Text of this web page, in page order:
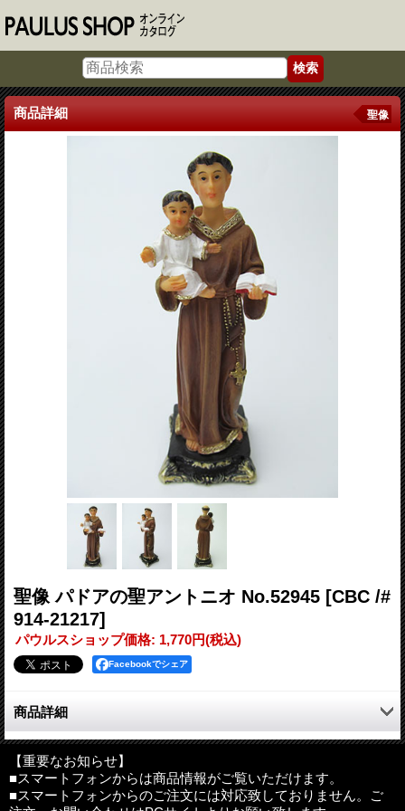
商品詳細 聖像
聖像 パドアの聖アントニオ No.52945 [CBC /#
914-21217]
パウルスショップ価格: 1,770円(税込)
Facebookでシェア
商品詳細
北アイルランド直輸入。パドアの聖アントニオ像。
サイズ：高さ約13cm、横幅約4cm、奥行約3.8cm
素材：レジン（合成樹脂）
【重要なお知らせ】
■スマートフォンからは商品情報がご覧いただけます。
■スマートフォンからのご注文には対応致しておりません。ご